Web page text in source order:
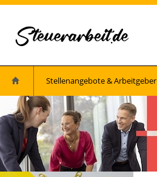
Stellenangebote & Arbeitgeber